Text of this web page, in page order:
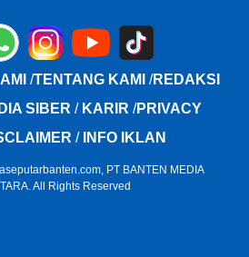
/TENTANG KAMI /REDAKSI
SIBER / KARIR /PRIVACY
/ INFO IKLAN
PT BANTEN MEDIA
All Rights Reserved